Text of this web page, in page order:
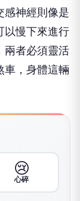
感神經則像是
以慢下來進行
兩者必須靈活
車，身體這輛
😢
心碎